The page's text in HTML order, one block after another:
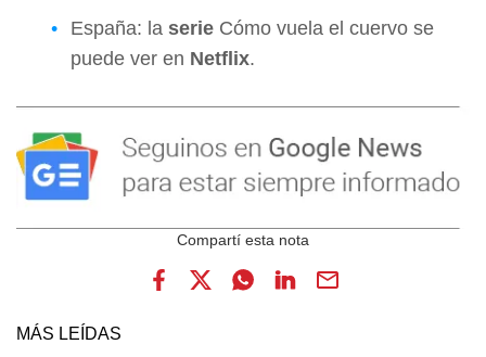
España: la serie Cómo vuela el cuervo se
puede ver en Netflix.
MÁS LEÍDAS